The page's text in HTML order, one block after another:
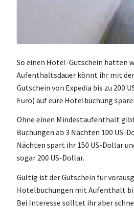
So einen Hotel-Gutschein hatten
Aufenthaltsdauer könnt ihr mit
Gutschein von Expedia bis zu 200
Euro) auf eure Hotelbuchung
Ohne einen Mindestaufenthalt
Buchungen ab 3 Nächten 100 US-
Nächten spart ihr 150 US-Dollar
sogar 200 US-Dollar.
Gültig ist der Gutschein für
Hotelbuchungen mit Aufenthalt
Bei Interesse solltet ihr aber